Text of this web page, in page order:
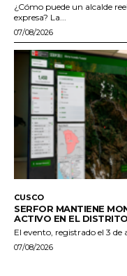
¿Cómo puede un alcalde
expresa? La...
07/08/2026
CUSCO
SERFOR MANTIENE
ACTIVO EN EL
El evento, registrado el 3 de
07/08/2026